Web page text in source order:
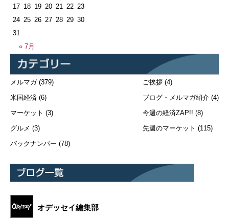
« 7月
17 18 19 20 21 22 23
24 25 26 27 28 29 30
31
メルマガ(379)
米国経済 (6)
マーケット (3)
グルメ (3)
バックナンバー (78)
ご挨拶 (4)
ブログ・メルマガ紹介 (4)
今週の経済ZAP!! (8)
先週のマーケット (115)
オデッセイ編集部